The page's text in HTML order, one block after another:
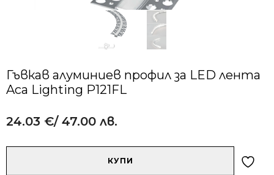
Гъвкав алуминиев профил за LED лента
Aca Lighting P121FL
24.03 €/ 47.00 лв.
КУПИ